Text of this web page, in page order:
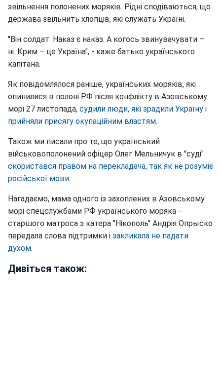
звільнення полонених моряків. Рідні сподіваються, що
держава звільнить хлопців, які служать Україні.
"Він солдат. Наказ є наказ. А когось звинувачувати –
ні. Крим – це Україна", - каже батько українського
капітана.
Як повідомлялося раніше, українських моряків, які
опинилися в полоні РФ після конфлікту в Азовському
морі 27 листопада, судили люди, які зрадили Україну і
прийняли присягу окупаційним властям.
Також ми писали про те, що український
військовополонений офіцер Олег Мельничук в "суді"
скористався правом на перекладача, так як не розуміє
російської мови.
Нагадаємо, мама одного із захоплених в Азовському
морі спецслужбами РФ українського моряка -
старшого матроса з катера "Нікополь" Андрія Опрыско
передала слова підтримки і закликала не падати
духом.
Дивіться також: